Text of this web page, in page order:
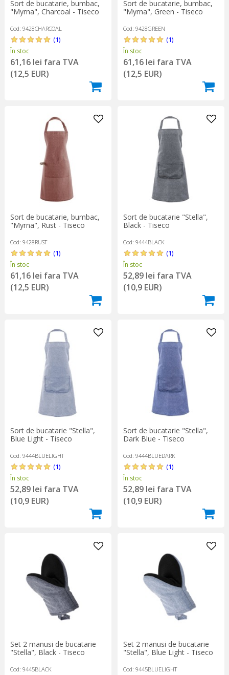
Sort de bucatarie, bumbac,
"Myrna", Charcoal - Tiseco
Cod: 9428CHARCOAL
(1)
În stoc
61,16 lei fara TVA
(12,5 EUR)
Sort de bucatarie, bumbac,
"Myrna", Green - Tiseco
Cod: 9428GREEN
(1)
În stoc
61,16 lei fara TVA
(12,5 EUR)
Sort de bucatarie, bumbac,
"Myrna", Rust - Tiseco
Cod: 9428RUST
(1)
În stoc
61,16 lei fara TVA
(12,5 EUR)
Sort de bucatarie "Stella",
Black - Tiseco
Cod: 9444BLACK
(1)
În stoc
52,89 lei fara TVA
(10,9 EUR)
Sort de bucatarie "Stella",
Blue Light - Tiseco
Cod: 9444BLUELIGHT
(1)
În stoc
52,89 lei fara TVA
(10,9 EUR)
Sort de bucatarie "Stella",
Dark Blue - Tiseco
Cod: 9444BLUEDARK
(1)
În stoc
52,89 lei fara TVA
(10,9 EUR)
Set 2 manusi de bucatarie
"Stella", Black - Tiseco
Cod: 9445BLACK
Set 2 manusi de bucatarie
"Stella", Blue Light - Tiseco
Cod: 9445BLUELIGHT